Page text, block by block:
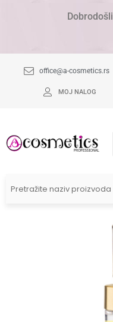
office@a-cosmetics.rs
MOJ NALOG